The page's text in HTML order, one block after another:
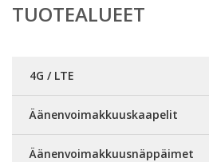
TUOTEALUEET
4G / LTE
Äänenvoimakkuuskaapelit
Äänenvoimakkuusnäppäimet